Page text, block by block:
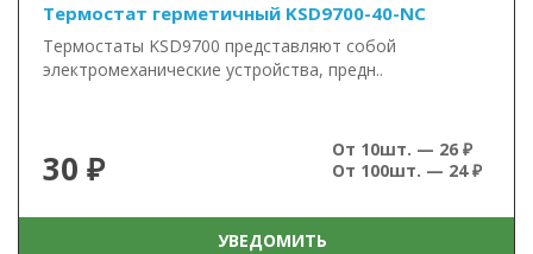
Термостат герметичный KSD9700-40-NC
Термостаты KSD9700 представляют собой
электромеханические устройства, предн..
30 ₽
От 10шт. — 26 ₽
От 100шт. — 24 ₽
УВЕДОМИТЬ